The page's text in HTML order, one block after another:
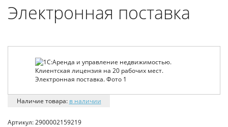
Электронная поставка
Наличие товара: в наличии
Артикул:2900002159219